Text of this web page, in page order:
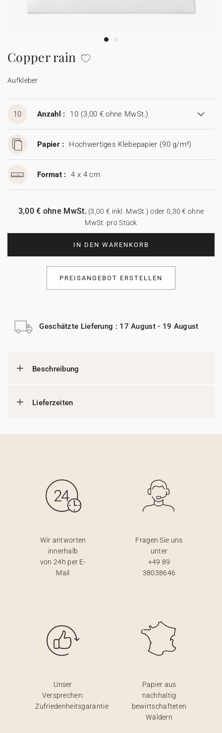
100% personalisierbare Karten
Adressaufkleber für Umschläge
Aufkleber
Copper rain
Aufkleber
10 Anzahl : 10 (3,00 € ohne MwSt.)
Papier : Hochwertiges Klebepapier (90 g/m²)
Format : 4 x 4 cm
IN DEN WARENKORB
3,00 € ohne MwSt.(3,00 € inkl. MwSt.) oder 0,30 € ohne
MwSt. pro Stück
PREISANGEBOT ERSTELLEN
Geschätzte Lieferung : 17 August - 19 August
Beschreibung
Lieferzeiten
Wir antworten
innerhalb
von 24h per E-
Mail
Fragen Sie uns
unter
+49 89
38038646
Unser
Versprechen:
Zufriedenheitsgarantie
Papier aus
nachhaltig
bewirtschafteten
Wäldern